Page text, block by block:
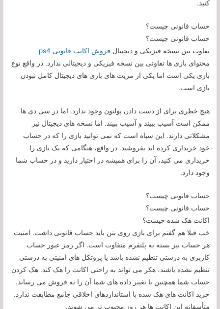
کنید.
حساب قانونی چیست؟
حساب قانونی چیست؟
تفاوت بین نسخه فیزیکی و دیجیتال فروش اکانت قانونی ps4
محتوای بازی ها تفاوتی بین نسخه فیزیکی و دیجیتالی ندارد. در واقع نوع
بازی یکی است اما یکی از مزیت های بازی های دیجیتال کامل نبودن
بازی است.
هیچ خطری برای از دست دادن پولتون وجود ندارد. اما در سی دی ها
ممکن است آسیب ببیند و آسیب ببیند. اما نسخه های دیجیتال نیز
مشکلاتی دارند. این سیاه است که نمی توانید بازی را که در حساب
خود خریداری کرده اید بفروشید. در واقع، هنگامی که یک بازی را
خریداری می کنید، آن را برای همیشه در اختیار دارید و در حساب شما
وجود دارد.
حساب قانونی چیست؟
حساب قانونی چیست؟
اکانت هک شده چیست؟
خب قبلا هم گفتم برای بازی روی بتن باید حساب قانونی داشت. امنیت
هر حساب نیز بسته به پلتفرم متفاوت است. اگر رمز عبور حساب
کاربری به درستی تنظیم نشده باشد یا پروتکل های امنیتی به درستی
تنظیم نشده باشند، هکر می تواند به راحتی اکانت را هک کند. هک کردن
حساب شما همچنین با تغییر داده های شما آن را به فروش می رساند.
خرید اکانت های هک شده با استانداردهای اخلاقی جامع مطابقت ندارد.
متأسفانه این اکانت ها هر روز محبوب تر می شوند.